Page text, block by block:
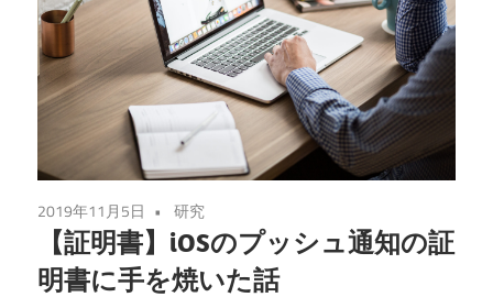
2019年11月5日 研究
【証明書】iOSのプッシュ通知の証
明書に手を焼いた話